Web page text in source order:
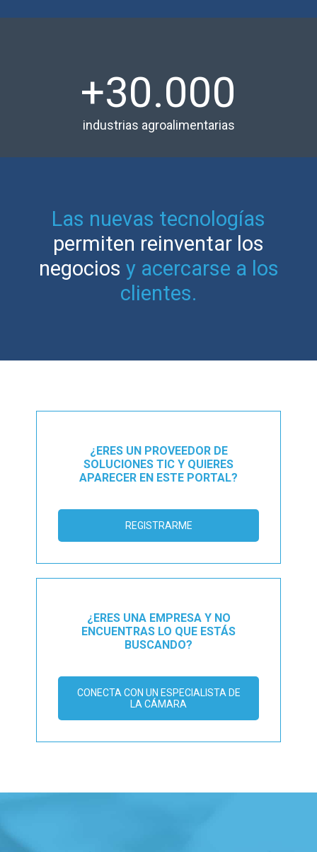
+30.000
industrias agroalimentarias
Las nuevas tecnologías
permiten reinventar los
negocios y acercarse a los
clientes.
¿ERES UN PROVEEDOR DE
SOLUCIONES TIC Y QUIERES
APARECER EN ESTE PORTAL?
REGISTRARME
¿ERES UNA EMPRESA Y NO
ENCUENTRAS LO QUE ESTÁS
BUSCANDO?
CONECTA CON UN ESPECIALISTA DE
LA CÁMARA